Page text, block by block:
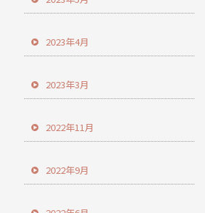
2023年4月
2023年3月
2022年11月
2022年9月